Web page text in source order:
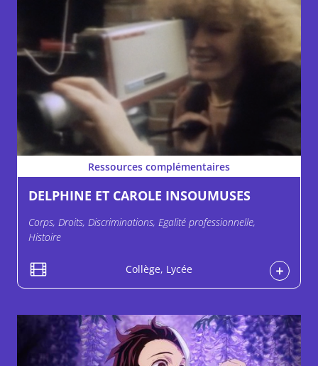
Ressources complémentaires
DELPHINE ET CAROLE INSOUMUSES
Corps, Droits, Discriminations, Egalité professionnelle,
Histoire
Collège, Lycée